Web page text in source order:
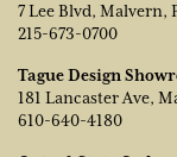
7 Lee Blvd, Malvern,
215-673-0700
Tague Design
181 Lancaster Ave,
610-640-4180